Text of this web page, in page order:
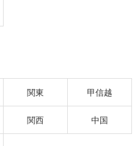
関東 甲信越
関西 中国